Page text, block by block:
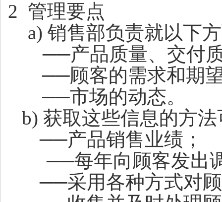
2 管理要点
a) 销售部负责就以下
──产品质量、交付
──顾客的需求和期
──市场的动态。
b) 获取这些信息的方
──产品销售业绩；
──每年向顾客发出
──采用各种方式对